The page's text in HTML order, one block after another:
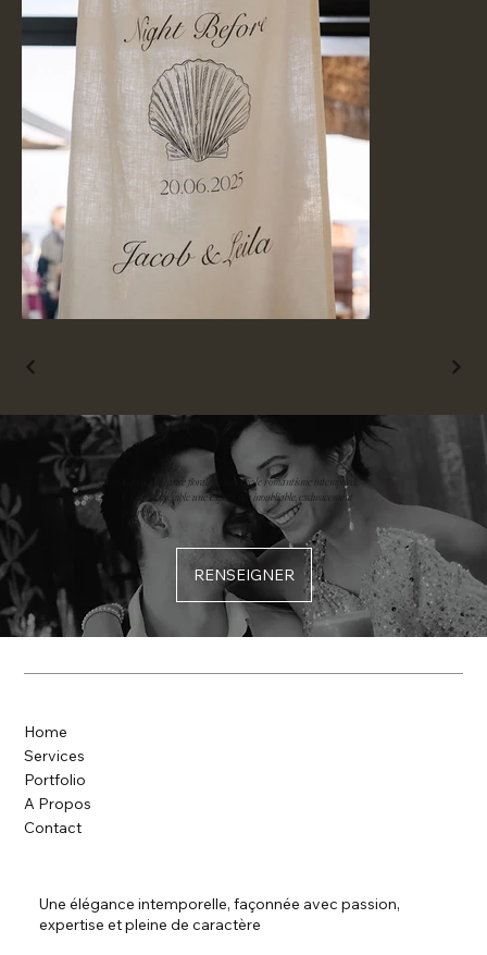
Là où l'élégance florale rencontre le romantisme intemporel.
Créons ensemble une expérience inoubliable, exclusivement
pour vous.
RENSEIGNER
Home
Services
Portfolio
A Propos
Contact
Une élégance intemporelle, façonnée avec passion,
expertise et pleine de caractère